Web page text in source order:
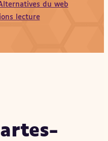
du web
lecture